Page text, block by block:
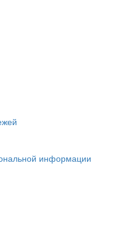
информации